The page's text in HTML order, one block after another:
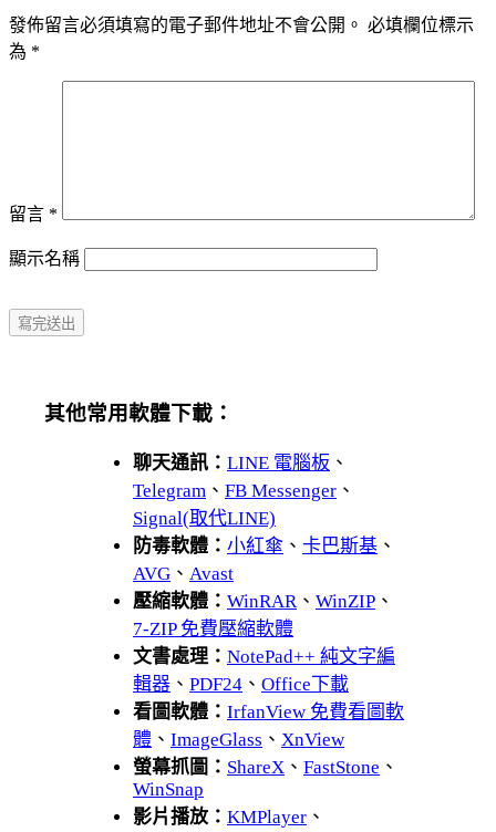
發佈留言必須填寫的電子郵件地址不會公開。 必填欄位標示
為 *
留言 *
顯示名稱
其他常用軟體下載：
聊天通訊： LINE 電腦板 、
Telegram 、 FB Messenger 、
Signal(取代LINE)
防毒軟體： 小紅傘 、 卡巴斯基 、
AVG 、 Avast
壓縮軟體： WinRAR 、 WinZIP 、
7-ZIP 免費壓縮軟體
文書處理： NotePad++ 純文字編
輯器 、 PDF24 、 Office下載
看圖軟體： IrfanView 免費看圖軟
體 、 ImageGlass 、 XnView
螢幕抓圖： ShareX 、 FastStone 、
WinSnap
影片播放： KMPlayer 、